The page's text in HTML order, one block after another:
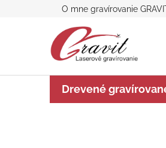
O mne gravírovanie
Drevené